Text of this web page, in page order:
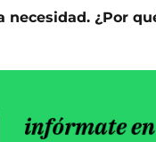
¿Por